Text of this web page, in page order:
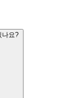
나요?